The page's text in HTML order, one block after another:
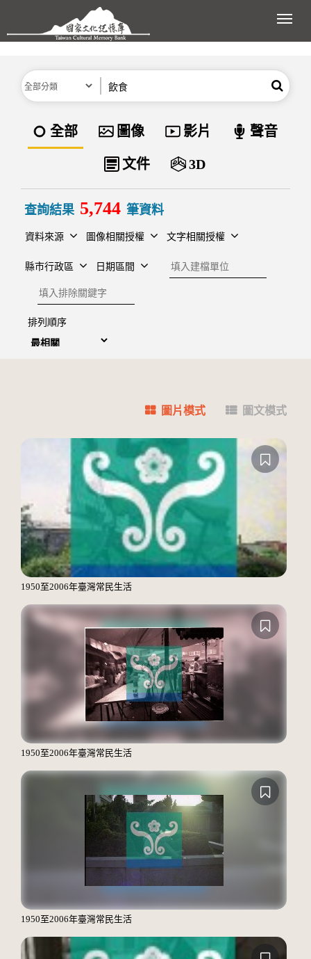
跳到主要內容區塊
展
分類 搜尋
資料類型
全部 圖像 影片 聲音
文件 3D
查詢結果 5,744 筆資料
資料來源 圖像相關授權 文字相關授權
縣市行政區 日期區間
建檔單位
排除關鍵字
排列順序
圖片模式 圖文模式
1950至2006年臺灣常民生活
1950至2006年臺灣常民生活
1950至2006年臺灣常民生活